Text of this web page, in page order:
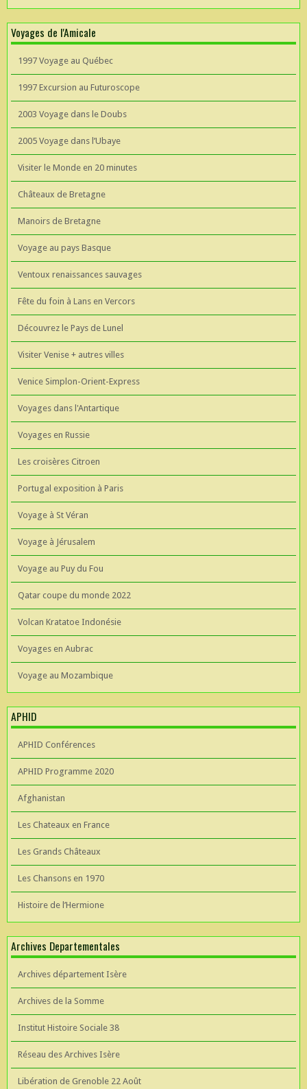
Voyages de l'Amicale
1997 Voyage au Québec
1997 Excursion au Futuroscope
2003 Voyage dans le Doubs
2005 Voyage dans l’Ubaye
Visiter le Monde en 20 minutes
Châteaux de Bretagne
Manoirs de Bretagne
Voyage au pays Basque
Ventoux renaissances sauvages
Fête du foin à Lans en Vercors
Découvrez le Pays de Lunel
Visiter Venise + autres villes
Venice Simplon-Orient-Express
Voyages dans l'Antartique
Voyages en Russie
Les croisères Citroen
Portugal exposition à Paris
Voyage à St Véran
Voyage à Jérusalem
Voyage au Puy du Fou
Qatar coupe du monde 2022
Volcan Kratatoe Indonésie
Voyages en Aubrac
Voyage au Mozambique
APHID
APHID Conférences
APHID Programme 2020
Afghanistan
Les Chateaux en France
Les Grands Châteaux
Les Chansons en 1970
Histoire de l’Hermione
Archives Departementales
Archives département Isère
Archives de la Somme
Institut Histoire Sociale 38
Réseau des Archives Isère
Libération de Grenoble 22 Août